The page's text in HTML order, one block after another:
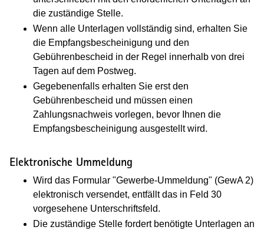
die zuständige Stelle.
Wenn alle Unterlagen vollständig sind, erhalten Sie
die Empfangsbescheinigung und den
Gebührenbescheid in der Regel innerhalb von drei
Tagen auf dem Postweg.
Gegebenenfalls erhalten Sie erst den
Gebührenbescheid und müssen einen
Zahlungsnachweis vorlegen, bevor Ihnen die
Empfangsbescheinigung ausgestellt wird.
Elektronische Ummeldung
Wird das Formular "Gewerbe-Ummeldung" (GewA 2)
elektronisch versendet, entfällt das in Feld 30
vorgesehene Unterschriftsfeld.
Die zuständige Stelle fordert benötigte Unterlagen an